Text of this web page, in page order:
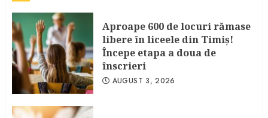
Aproape 600 de locuri rămase
libere în liceele din Timiş!
Începe etapa a doua de
înscrieri
AUGUST 3, 2026